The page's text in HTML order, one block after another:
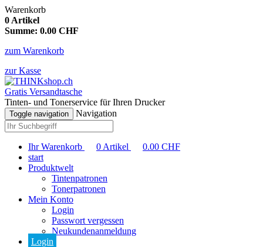
Warenkorb
0 Artikel
Summe: 0.00 CHF
zum Warenkorb
zur Kasse
Gratis Versandtasche
Tinten- und Tonerservice für Ihren Drucker
Toggle navigation Navigation
Ihr Warenkorb 0 Artikel 0.00 CHF
start
Produktwelt
Tintenpatronen
Tonerpatronen
Mein Konto
Login
Passwort vergessen
Neukundenanmeldung
Login